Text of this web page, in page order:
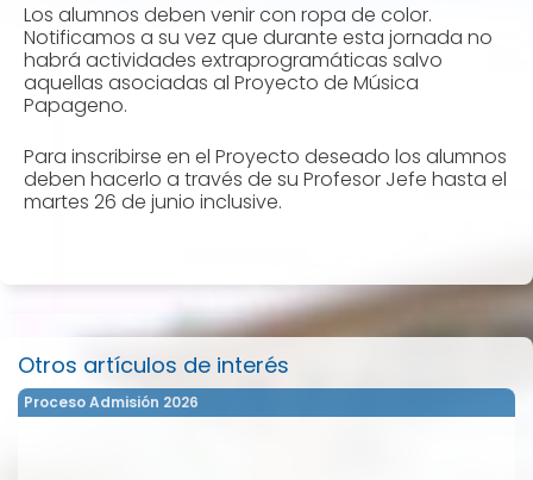
Los alumnos deben venir con ropa de color.
Notificamos a su vez que durante esta jornada no
habrá actividades extraprogramáticas salvo
aquellas asociadas al Proyecto de Música
Papageno.
Para inscribirse en el Proyecto deseado los alumnos
deben hacerlo a través de su Profesor Jefe hasta el
martes 26 de junio inclusive.
Otros artículos de interés
Proceso Admisión 2026